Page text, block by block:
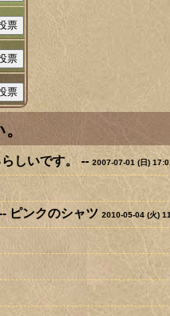
しいです。 -- 2007-07-01 (日)
ピンクのシャツ 2010-05-04 (火)